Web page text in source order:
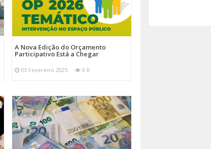
A Nova Edição do Orçamento
Participativo Está a Chegar
03 Fevereiro 2025 0 K